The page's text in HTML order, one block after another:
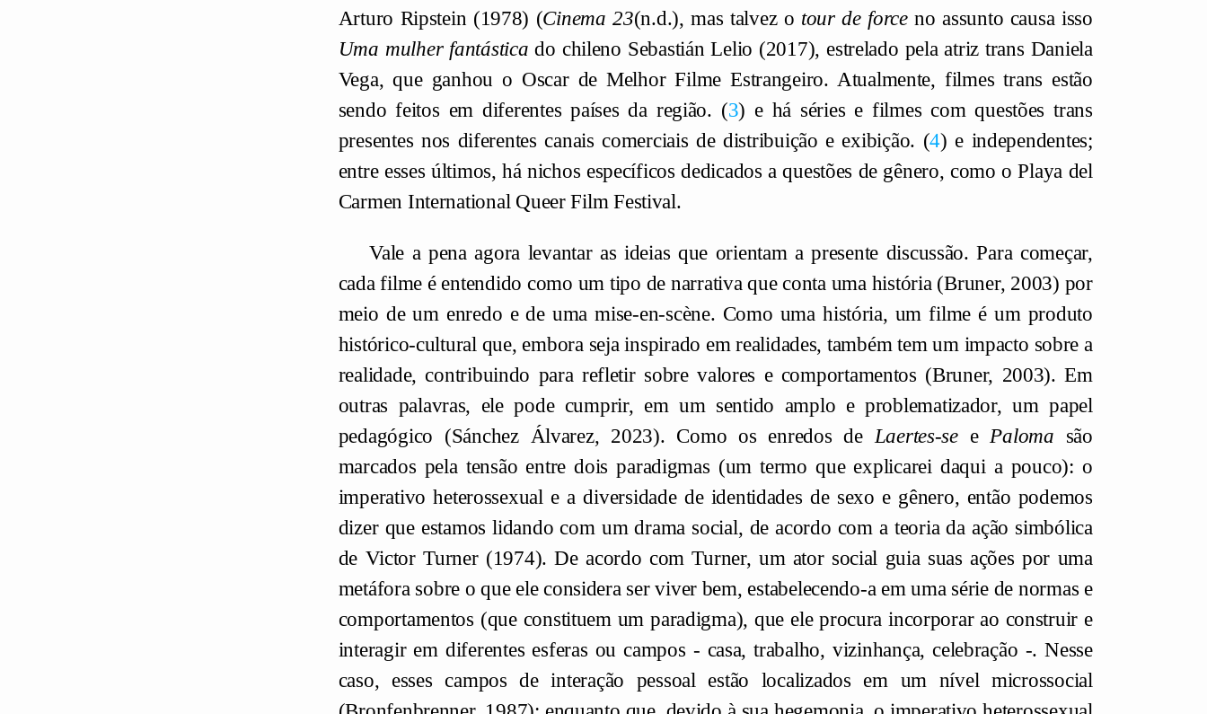
Arturo Ripstein (1978) (Cinema 23(n.d.), mas talvez o tour de forceno assunto causa isso
Uma mulher fantástica do chileno Sebastián Lelio (2017), estrelado pela atriz trans Daniela
Vega, que ganhou o Oscar de Melhor Filme Estrangeiro. Atualmente, filmes trans estão
sendo feitos em diferentes países da região.
3
e há séries e filmes com questões trans
presentes nos diferentes canais comerciais de distribuição e exibição.
4
e independentes;
entre esses últimos, há nichos específicos dedicados a questões de gênero, como o Playa del
Carmen International Queer Film Festival.
Vale a pena agora levantar as ideias que orientam a presente discussão. Para começar,
cada filme é entendido como um tipo de narrativa que conta uma história (Bruner, 2003) por
meio de um enredo e de uma mise-en-scène. Como uma história, um filme é um produto
histórico-cultural que, embora seja inspirado em realidades, também tem um impacto sobre a
realidade, contribuindo para refletir sobre valores e comportamentos (Bruner, 2003). Em
outras palavras, ele pode cumprir, em um sentido amplo e problematizador, um papel
pedagógico (Sánchez Álvarez, 2023). Como os enredos de Laertes-see Paloma são
marcados pela tensão entre dois paradigmas (um termo que explicarei daqui a pouco): o
imperativo heterossexual e a diversidade de identidades de sexo e gênero, então podemos
dizer que estamos lidando com um drama social, de acordo com a teoria da ação simbólica
de Victor Turner (1974). De acordo com Turner, um ator social guia suas ações por uma
metáfora sobre o que ele considera ser viver bem, estabelecendo-a em uma série de normas e
comportamentos (que constituem um paradigma), que ele procura incorporar ao construir e
interagir em diferentes esferas ou campos - casa, trabalho, vizinhança, celebração -. Nesse
caso, esses campos de interação pessoal estão localizados em um nível microssocial